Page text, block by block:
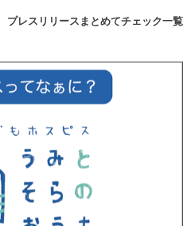
プレスリリースまとめてチェック一覧